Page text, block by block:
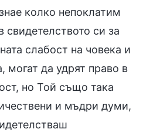
колко непоклатим
си за
слабост на човека и
могат да удрят право в
но Той също така
и мъдри думи,